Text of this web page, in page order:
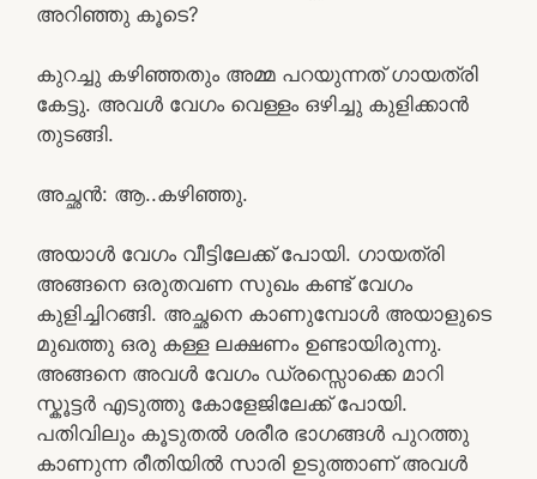
അറിഞ്ഞു കൂടെ?
കുറച്ചു കഴിഞ്ഞതും അമ്മ പറയുന്നത് ഗായത്രി
കേട്ടു. അവൾ വേഗം വെള്ളം ഒഴിച്ചു കുളിക്കാൻ
തുടങ്ങി.
അച്ഛൻ: ആ..കഴിഞ്ഞു.
അയാൾ വേഗം വീട്ടിലേക്ക് പോയി. ഗായത്രി
അങ്ങനെ ഒരുതവണ സുഖം കണ്ട് വേഗം
കുളിച്ചിറങ്ങി. അച്ഛനെ കാണുമ്പോൾ അയാളുടെ
മുഖത്തു ഒരു കള്ള ലക്ഷണം ഉണ്ടായിരുന്നു.
അങ്ങനെ അവൾ വേഗം ഡ്രസ്സൊക്കെ മാറി
സ്കൂട്ടർ എടുത്തു കോളേജിലേക്ക് പോയി.
പതിവിലും കൂടുതൽ ശരീര ഭാഗങ്ങൾ പുറത്തു
കാണുന്ന രീതിയിൽ സാരി ഉടുത്താണ് അവൾ